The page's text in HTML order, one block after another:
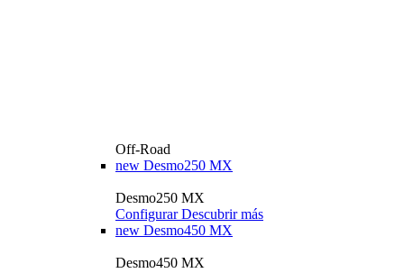
Off-Road
new Desmo250 MX
Desmo250 MX
Configurar Descubrir más
new Desmo450 MX
Desmo450 MX